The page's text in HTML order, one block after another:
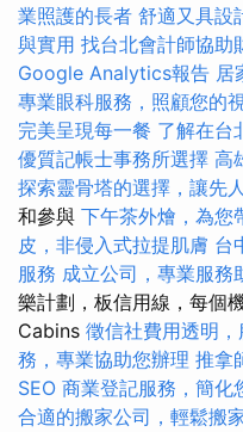
業照護的長者 舒適又具設
與實用 找台北會計師協助
Google Analytics報告 居
專業眼科服務，照顧您的
完美呈現每一餐 了解在台
優質記帳士事務所選擇 高
探索靈骨塔的選擇，讓先
和參與 下午茶外燴，為您
皮，非侵入式拉提肌膚 台
服務 成立公司，專業服務
樂計劃，板信用線，每個
Cabins 徵信社費用透明
務，專業協助您辦理 推拿
SEO 商業登記服務，簡化
合適的搬家公司，輕鬆搬